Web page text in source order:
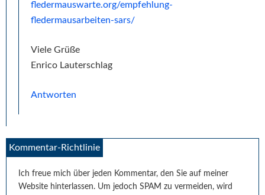
fledermauswarte.org/empfehlung-
fledermausarbeiten-sars/
Viele Grüße
Enrico Lauterschlag
Antworten
Kommentar-Richtlinie
Ich freue mich über jeden Kommentar, den Sie auf meiner
Website hinterlassen. Um jedoch SPAM zu vermeiden, wird